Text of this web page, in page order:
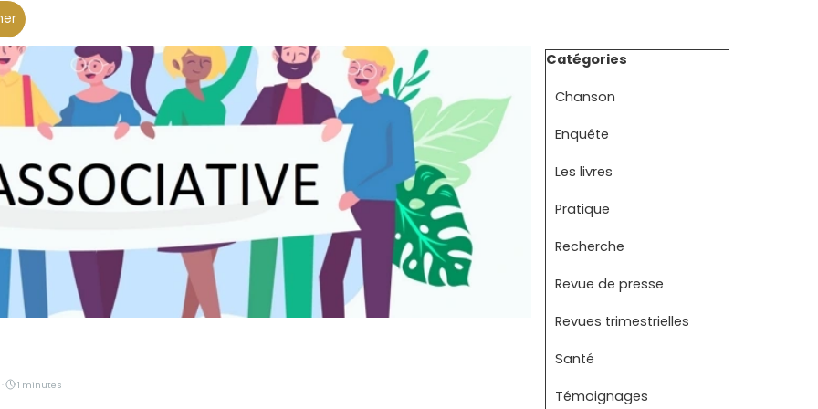
1 minutes
Sauter le bloc Catégories
Catégories
Chanson
Enquête
Les livres
Pratique
Recherche
Revue de presse
Revues trimestrielles
Santé
Témoignages